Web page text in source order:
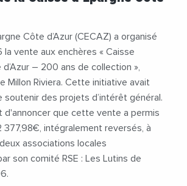
Côte d’Azur (CECAZ) a organisé
la vente aux enchères « Caisse
d’Azur – 200 ans de collection »,
Millon Riviera. Cette initiative avait
des projets d’intérêt général.
d'annoncer que cette vente a permis
377,98€, intégralement reversés, à
associations locales
son comité RSE : Les Lutins de